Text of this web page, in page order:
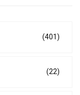
(401)
(22)